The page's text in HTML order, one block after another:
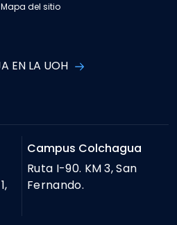
Mapa del sitio
EN LA UOH
Campus Colchagua
Ruta I-90. KM 3, San
Fernando.